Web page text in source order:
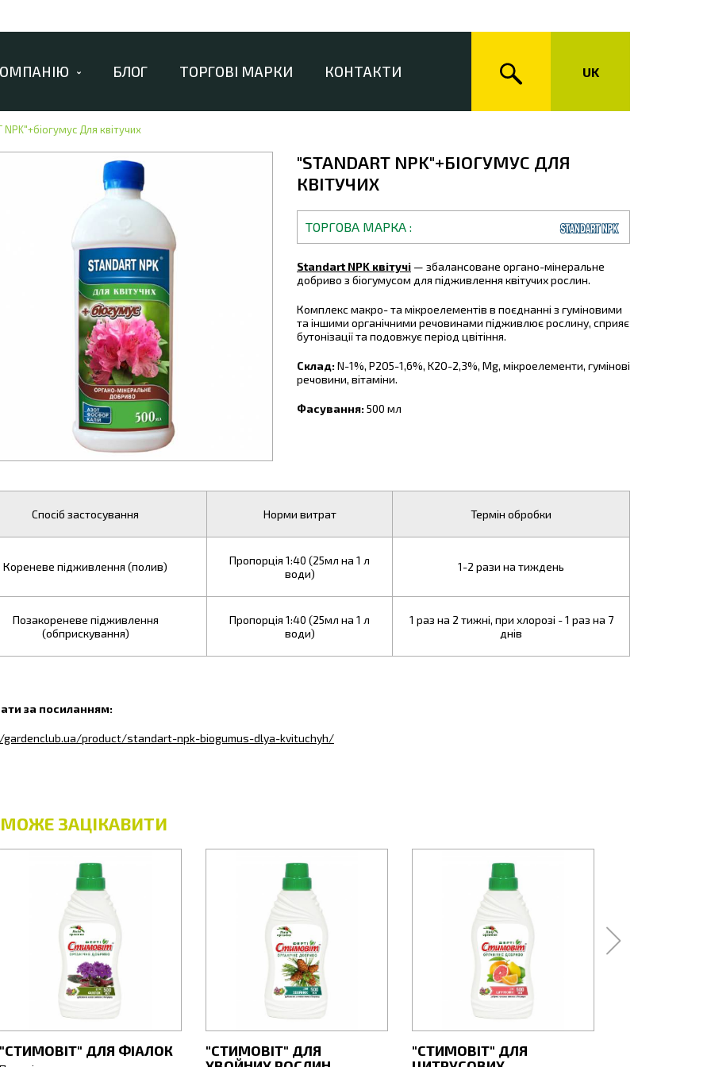
БЛОГ ТОРГОВІ МАРКИ КОНТАКТИ UK
NPK"+біогумус Для квітучих
"STANDART NPK"+БІОГУМУС ДЛЯ
КВІТУЧИХ
ТОРГОВА МАРКА
Standart NPK квітучі — збалансоване органо-мінеральне
добриво з біогумусом для підживлення квітучих рослин.
Комплекс макро- та мікроелементів в поєднанні з гуміновими
та іншими органічними речовинами підживлює рослину, сприяє
бутонізації та подовжує період цвітіння.
Склад:N-1%, P2O5-1,6%, K2O-2,3%, Mg, мікроелементи, гумінові
речовини, вітаміни.
Фасування:500 мл
Спосіб застосування Норми витрат Термін обробки
Кореневе підживлення (полив)
Пропорція 1:40 (25мл на 1 л
води)
1-2 рази на тиждень
Позакореневе підживлення
(обприскування)
Пропорція 1:40 (25мл на 1 л
води)
1 раз на 2 тижні, при хлорозі - 1 раз на 7
днів
за посиланням:
product/standart-npk-biogumus-dlya-kvituchyh/
ЗАЦІКАВИТИ
"СТИМОВІТ" ДЛЯ ФІАЛОК
"СТИМОВІТ" ДЛЯ
"СТИМОВІТ" ДЛЯ